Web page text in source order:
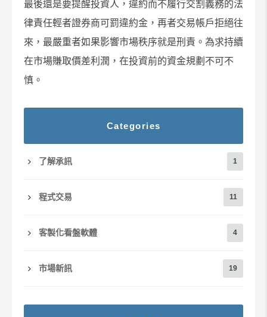
最後還是要提醒投資人，違約而不履行交割義務的法
律責任輕者證券商可罰違約金，再者交易帳戶拒絕往
來，最嚴重者如果影響市場秩序就是刑責。為求持續
在市場賺取價差利潤，在投資前的資金規劃不可不
慎。
Categories
了解承訊 1
程式交易 11
客製化看盤軟體 4
市場新訊 19